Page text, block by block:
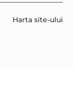
Harta site-ului